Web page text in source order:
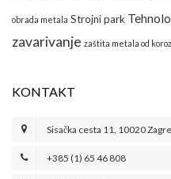
obrada metala Strojni park
zavarivanje zaštita metala od
KONTAKT
Sisačka cesta 11, 10020
+385 (1) 65 46 808